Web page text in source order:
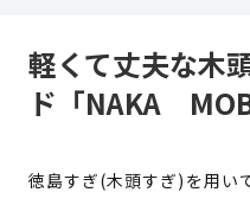
軽くて丈夫な木
ド「NAKA
徳島すぎ(木頭すぎ)を用い